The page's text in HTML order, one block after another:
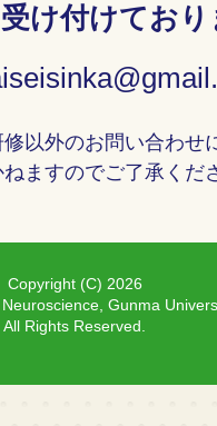
け付けており
以外のお問い合わせ
ますのでご了承くだ
Copyright (C) 2026
Gunma
All Rights Reserved.